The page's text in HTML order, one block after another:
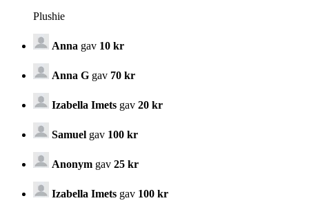
Plushie
Anna gav 10 kr
Anna G gav 70 kr
Izabella Imets gav 20 kr
Samuel gav 100 kr
Anonym gav 25 kr
Izabella Imets gav 100 kr